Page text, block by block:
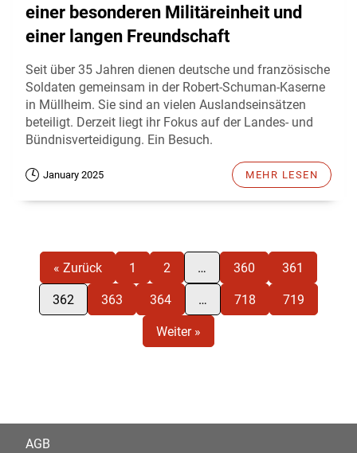
einer besonderen Militäreinheit und
einer langen Freundschaft
Seit über 35 Jahren dienen deutsche und französische
Soldaten gemeinsam in der Robert-Schuman-Kaserne
in Müllheim. Sie sind an vielen Auslandseinsätzen
beteiligt. Derzeit liegt ihr Fokus auf der Landes- und
Bündnisverteidigung. Ein Besuch.
January 2025 MEHR LESEN
« Zurück 1 2 … 360 361
362 363 364 … 718 719
Weiter »
AGB